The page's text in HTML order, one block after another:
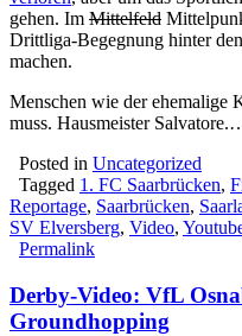
gehen. Im Mittelfeld
Drittliga-Begegnung hinter
machen.
Menschen wie der ehemalige
muss. Hausmeister
Posted in Uncategorized
Tagged 1. FC Saarbrücken,
Reportage, Saarbrücken,
SV Elversberg, Video,
Permalink
Derby-Video: VfL
Groundhopping